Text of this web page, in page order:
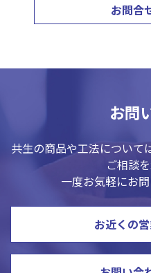
お問合
お問
共生の商品や工法について
ご相談
一度お気軽にお
お近くの